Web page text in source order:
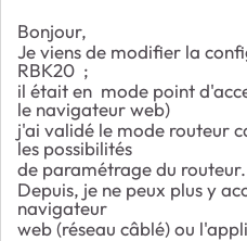
Bonjour,
Je viens de modifier la
RBK20 ;
il était en mode point
le navigateur web)
j'ai validé le mode routeur
les possibilités
de paramétrage du routeur.
Depuis, je ne peux plus y
navigateur
web (réseau câblé) ou